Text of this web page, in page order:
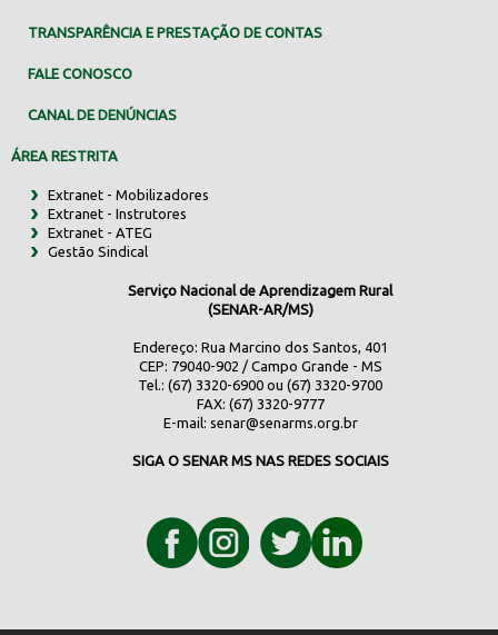
TRANSPARÊNCIA E PRESTAÇÃO DE CONTAS
FALE CONOSCO
CANAL DE DENÚNCIAS
ÁREA RESTRITA
Extranet - Mobilizadores
Extranet - Instrutores
Extranet - ATEG
Gestão Sindical
Serviço Nacional de Aprendizagem Rural
(SENAR-AR/MS)
Endereço: Rua Marcino dos Santos, 401
CEP: 79040-902 / Campo Grande - MS
Tel.: (67) 3320-6900 ou (67) 3320-9700
FAX: (67) 3320-9777
E-mail: senar@senarms.org.br
SIGA O SENAR MS NAS REDES SOCIAIS